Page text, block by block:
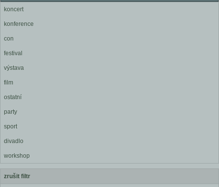
koncert
konference
con
festival
výstava
film
ostatní
party
sport
divadlo
workshop
zrušit filtr